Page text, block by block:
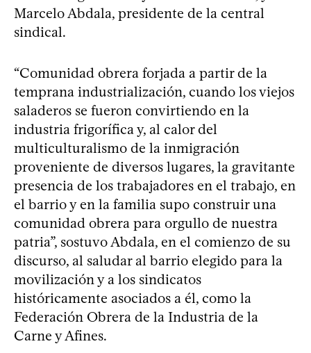
Marcelo Abdala, presidente de la central
sindical.
“Comunidad obrera forjada a partir de la
temprana industrialización, cuando los viejos
saladeros se fueron convirtiendo en la
industria frigorífica y, al calor del
multiculturalismo de la inmigración
proveniente de diversos lugares, la gravitante
presencia de los trabajadores en el trabajo, en
el barrio y en la familia supo construir una
comunidad obrera para orgullo de nuestra
patria”, sostuvo Abdala, en el comienzo de su
discurso, al saludar al barrio elegido para la
movilización y a los sindicatos
históricamente asociados a él, como la
Federación Obrera de la Industria de la
Carne y Afines.